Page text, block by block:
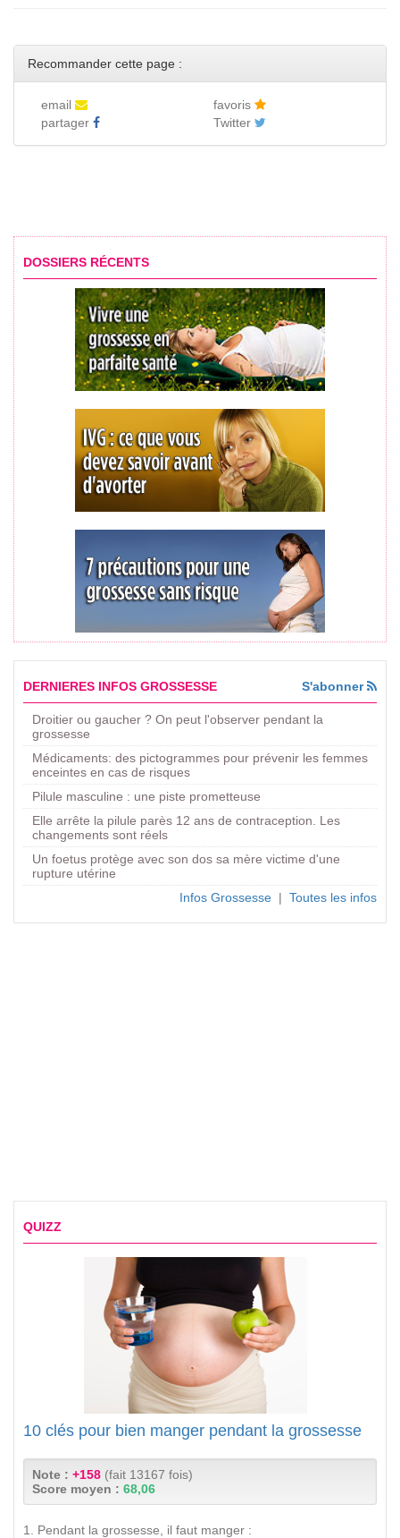
Recommander cette page :
email
favoris
partager
Twitter
DOSSIERS RÉCENTS
DERNIERES INFOS GROSSESSE S'abonner
Droitier ou gaucher ? On peut l'observer pendant la
grossesse
Médicaments: des pictogrammes pour prévenir les femmes
enceintes en cas de risques
Pilule masculine : une piste prometteuse
Elle arrête la pilule parès 12 ans de contraception. Les
changements sont réels
Un foetus protège avec son dos sa mère victime d'une
rupture utérine
Infos Grossesse | Toutes les infos
QUIZZ
10 clés pour bien manger pendant la grossesse
Note : +158 (fait 13167 fois)
Score moyen : 68,06
1. Pendant la grossesse, il faut manger :